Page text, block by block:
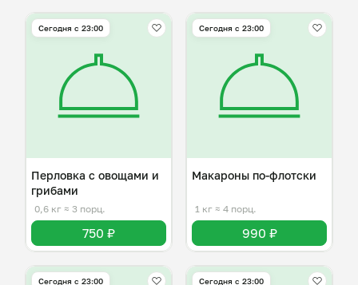
Сегодня с 23:00
Перловка с овощами и
грибами
0,6 кг ≈ 3 порц.
750 ₽
Сегодня с 23:00
Макароны по-флотски
1 кг ≈ 4 порц.
990 ₽
Сегодня с 23:00 Сегодня с 23:00